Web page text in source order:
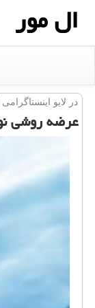
ال مور
در لایو
عرضه روشی